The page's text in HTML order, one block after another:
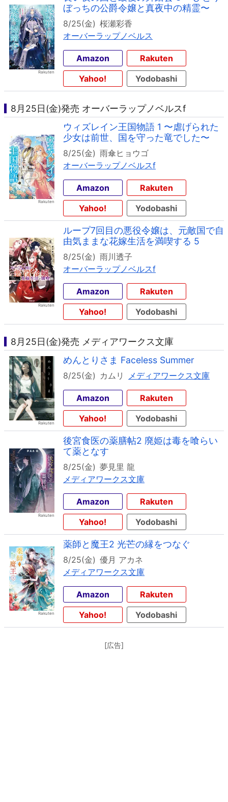
ぼっちの公爵令嬢と真夜中の精霊〜
8/25(金) 桜瀬彩香
オーバーラップノベルス
Amazon
Rakuten
Yahoo!
Yodobashi
8月25日(金)発売 オーバーラップノベルスf
ウィズレイン王国物語 1 〜虐げられた
少女は前世、国を守った竜でした〜
8/25(金) 雨傘ヒョウゴ
オーバーラップノベルスf
Amazon
Rakuten
Yahoo!
Yodobashi
ループ7回目の悪役令嬢は、元敵国で自
由気ままな花嫁生活を満喫する 5
8/25(金) 雨川透子
オーバーラップノベルスf
Amazon
Rakuten
Yahoo!
Yodobashi
8月25日(金)発売 メディアワークス文庫
めんとりさま Faceless Summer
8/25(金) カムリ メディアワークス文庫
Amazon
Rakuten
Yahoo!
Yodobashi
後宮食医の薬膳帖2 廃姫は毒を喰らい
て薬となす
8/25(金) 夢見里 龍
メディアワークス文庫
Amazon
Rakuten
Yahoo!
Yodobashi
薬師と魔王2 光芒の縁をつなぐ
8/25(金) 優月 アカネ
メディアワークス文庫
Amazon
Rakuten
Yahoo!
Yodobashi
[広告]